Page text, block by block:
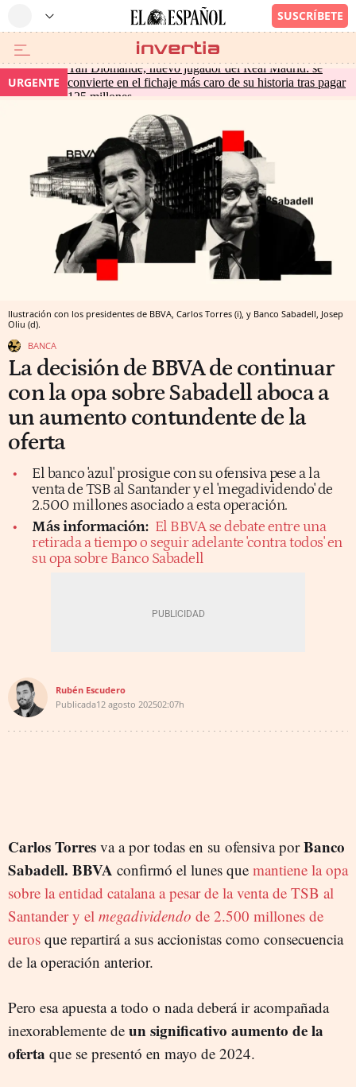
URGENTE
Yan Diomande, nuevo jugador del Real Madrid: se
convierte en el fichaje más caro de su historia tras pagar
125 millones
Ilustración con los presidentes de BBVA, Carlos Torres (i), y Banco Sabadell, Josep
Oliu (d).
BANCA
La decisión de BBVA de continuar
con la opa sobre Sabadell aboca a
un aumento contundente de la
oferta
El banco 'azul' prosigue con su ofensiva pese a la
venta de TSB al Santander y el 'megadividendo' de
2.500 millones asociado a esta operación.
Más información: El BBVA se debate entre una
retirada a tiempo o seguir adelante 'contra todos' en
su opa sobre Banco Sabadell
Rubén Escudero
Publicada12 agosto 202502:07h
Carlos Torres va a por todas en su ofensiva porBanco
Sabadell. BBVA confirmó el lunes que mantiene la opa
sobre la entidad catalana a pesar de la venta de TSB al
Santander y el megadividendo de 2.500 millones de
euros que repartirá a sus accionistas como consecuencia
de la operación anterior.
Pero esa apuesta a todo o nada deberá ir acompañada
inexorablemente de un significativo aumento de la
oferta que se presentó en mayo de 2024.